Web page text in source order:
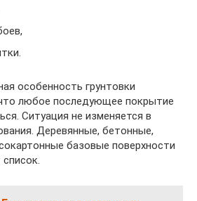
особенность грунтовки
любое последующее покрытие
Ситуация не изменяется в
Деревянные, бетонные,
базовые поверхности